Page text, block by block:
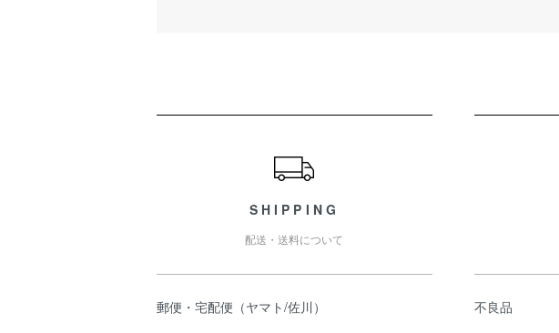
SHIPPING
配送・送料について
郵便・宅配便（ヤマト/佐川）
不良品